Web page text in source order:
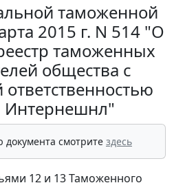
таможенной
2015 г. N 514 "О
таможенных
общества с
Интернешнл"
смотрите здесь
12 и 13 Таможенного